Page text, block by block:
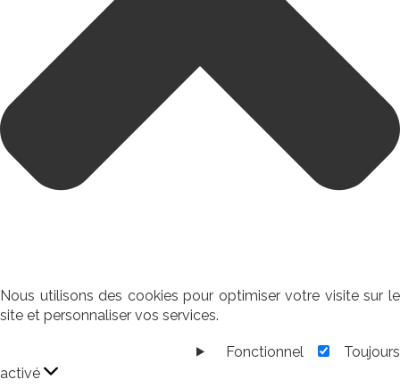
Nous utilisons des cookies pour optimiser votre visite sur le
site et personnaliser vos services.
Fonctionnel
Toujours
activé